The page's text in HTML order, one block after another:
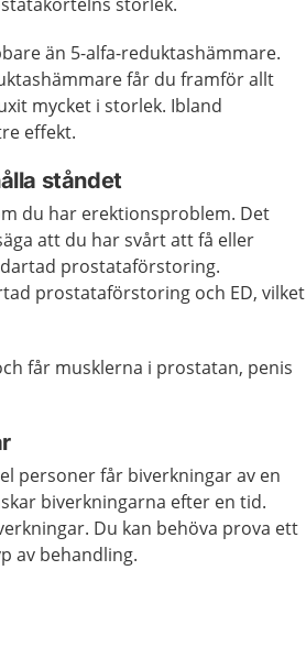
än 5-alfa-reduktashämmare.
får du framför allt
mycket i storlek. Ibland
effekt.
ståndet
du har erektionsproblem. Det
att du har svårt att få eller
prostataförstoring.
prostataförstoring och ED, vilket
får musklerna i prostatan, penis
personer får biverkningar av en
biverkningarna efter en tid.
Du kan behöva prova ett
av behandling.